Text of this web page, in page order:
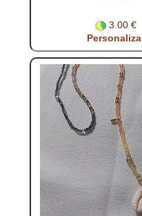
3.00 €